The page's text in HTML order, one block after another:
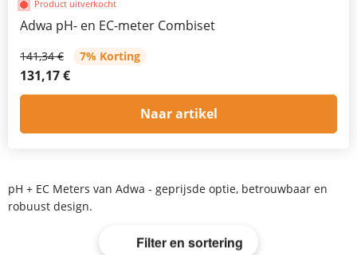
Filter en sortering
Product uitverkocht
Adwa pH- en EC-meter Combiset
141,34 € 7% Korting
131,17 €
Naar artikel
pH + EC Meters van Adwa - geprijsde optie, betrouwbaar en
robuust design.